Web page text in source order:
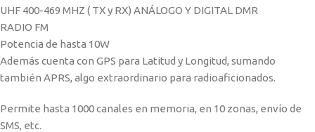
UHF 400-469 MHZ ( TX y RX) ANÁLOGO Y DIGITAL DMR
RADIO FM
Potencia de hasta 10W
Además cuenta con GPS para Latitud y Longitud, sumando
también APRS, algo extraordinario para radioaficionados.
Permite hasta 1000 canales en memoria, en 10 zonas, envío de
SMS, etc.